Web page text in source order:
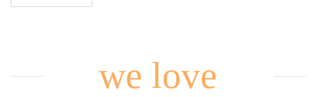
we love